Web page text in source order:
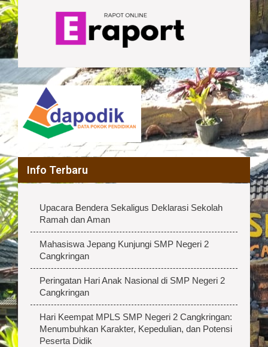
Info Terbaru
Upacara Bendera Sekaligus Deklarasi Sekolah
Ramah dan Aman
Mahasiswa Jepang Kunjungi SMP Negeri 2
Cangkringan
Peringatan Hari Anak Nasional di SMP Negeri 2
Cangkringan
Hari Keempat MPLS SMP Negeri 2 Cangkringan:
Menumbuhkan Karakter, Kepedulian, dan Potensi
Peserta Didik